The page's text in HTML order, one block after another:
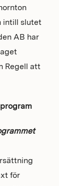
intill slutet
AB har
Regell att
för